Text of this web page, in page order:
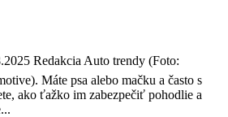
Redakcia Auto trendy (Foto:
Máte psa alebo mačku a často s
ako ťažko im zabezpečiť pohodlie a